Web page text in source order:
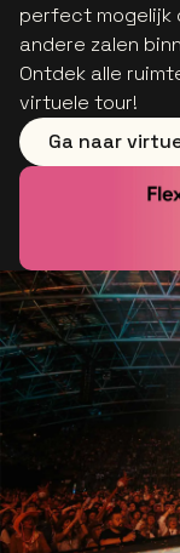
perfect mogelijk
andere zalen
Ontdek alle
virtuele tour!
Ga naar